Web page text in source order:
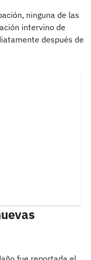
ninguna de las
intervino de
después de